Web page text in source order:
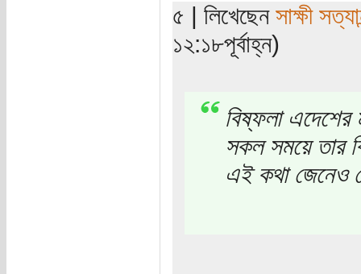
৫ | লিখেছেন সাক্ষী
১২:১৮পূর্বাহ্ন)
বিষ্ফলা এদেশের
সকল সময়ে তার
এই কথা জেনেও